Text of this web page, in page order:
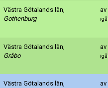
av
Västra Götalands län,
Gothenburg
av
Västra Götalands län,
Gråbo
av
Västra Götalands län,